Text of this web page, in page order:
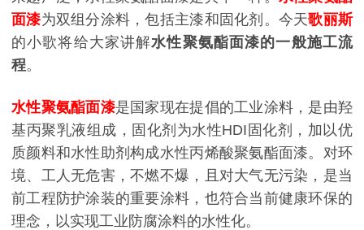
面漆为双组分涂料，包括主漆和固化剂。今天歌丽斯
的小歌将给大家讲解水性聚氨酯面漆的一般施工流
程。
水性聚氨酯面漆是国家现在提倡的工业涂料，是由羟
基丙聚乳液组成，固化剂为水性HDI固化剂，加以优
质颜料和水性助剂构成水性丙烯酸聚氨酯面漆。对环
境、工人无危害，不燃不爆，且对大气无污染，是当
前工程防护涂装的重要涂料，也符合当前健康环保的
理念，以实现工业防腐涂料的水性化。